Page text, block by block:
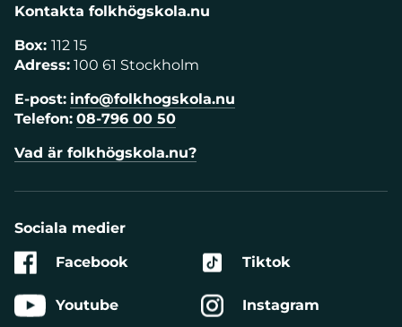
Kontakta folkhögskola.nu
Box: 112 15
Adress: 100 61 Stockholm
E-post: info@folkhogskola.nu
Telefon: 08-796 00 50
Vad är folkhögskola.nu?
Sociala medier
Facebook
Youtube
Tiktok
Instagram